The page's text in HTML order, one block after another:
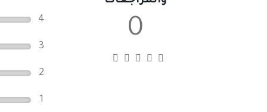
0
4
3
2
1